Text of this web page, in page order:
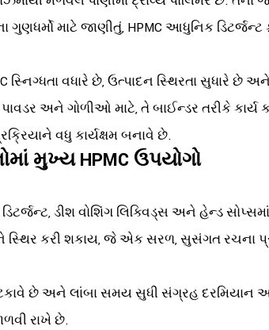
માટે જાણીતું, HPMC આધુનિક ડિટર્જન્ટ
સ્નિગ્ધતા વધારે છે, ઉત્પાદન સ્થિરતા સુધારે
પાવડર અને ગોળીઓ માટે, તે બાઈન્ડર તરીકે કાર્ય
વધુ કાર્યક્ષમ બનાવે છે.
મુખ્ય HPMC ઉપયોગો
ડિટર્જન્ટ, ડીશ વોશિંગ લિક્વિડ્સ અને હેન્ડ
સ્થિર કરી શકાય, જે એક સરળ, સુસંગત રચના
છે અને લાંબા સમય સુધી સંગ્રહ દરમિયાન
રાખે છે.